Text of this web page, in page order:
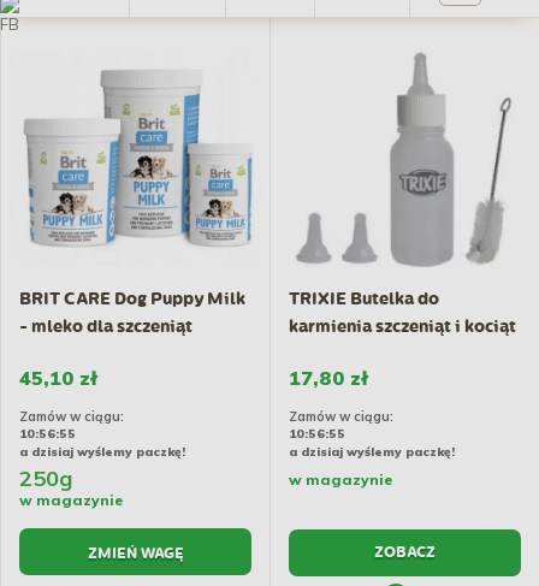
BRIT CARE Dog Puppy Milk
- mleko dla szczeniąt
45,10 zł
Zamów w ciągu:
10:56:54
a dzisiaj wyślemy paczkę!
250g
w magazynie
ZMIEŃ WAGĘ
TRIXIE Butelka do
karmienia szczeniąt i kociąt
17,80 zł
Zamów w ciągu:
10:56:54
a dzisiaj wyślemy paczkę!
w magazynie
ZOBACZ